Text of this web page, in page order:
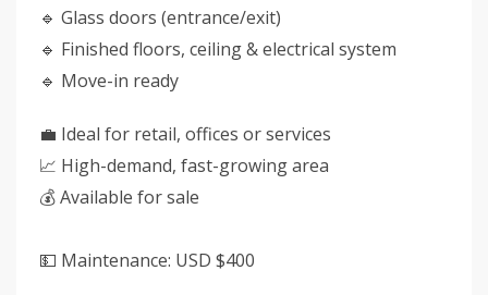
🔹 Glass doors (entrance/exit)
🔹 Finished floors, ceiling & electrical system
🔹 Move-in ready
💼 Ideal for retail, offices or services
📈 High-demand, fast-growing area
💰 Available for sale
💵 Maintenance: USD $400